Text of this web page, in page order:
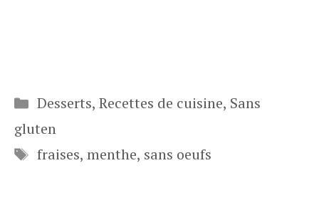
Catégories
Desserts, Recettes de cuisine, Sans
gluten
Étiquettes
fraises, menthe, sans oeufs